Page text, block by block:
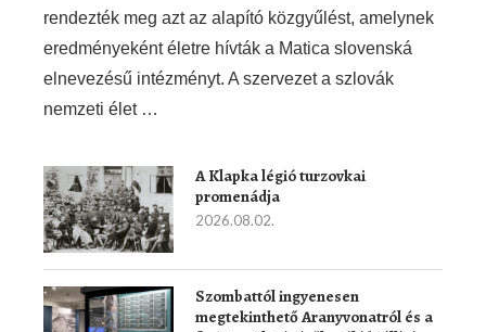
rendezték meg azt az alapító közgyűlést, amelynek
eredményeként életre hívták a Matica slovenská
elnevezésű intézményt. A szervezet a szlovák
nemzeti élet …
A Klapka légió turzovkai
promenádja
2026.08.02.
Szombattól ingyenesen
megtekinthető Aranyvonatról és a